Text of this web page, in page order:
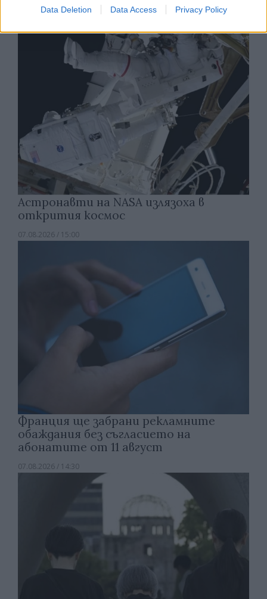
Data Deletion Data Access Privacy Policy
07.08.2026 / 15:30
Астронавти на NASA излязоха в
открития космос
07.08.2026 / 15:00
Франция ще забрани рекламните
обаждания без съгласието на
абонатите от 11 август
07.08.2026 / 14:30